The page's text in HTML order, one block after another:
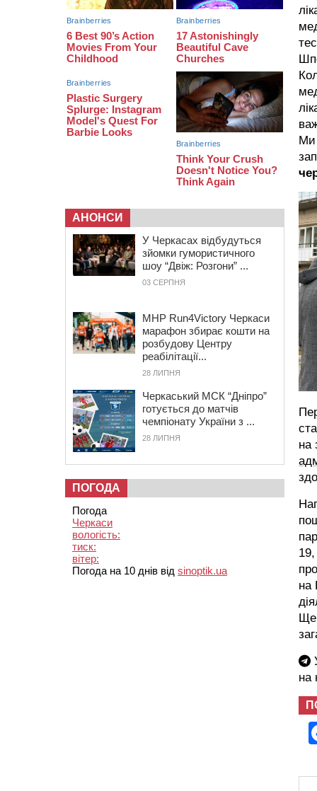
Ми
на
на
Ще
на
закликала до захоплення
України
12:50
“Як сказати дитині, що тато
загинув?”: для вихователів
унікальних тренінгів
12:14 На Золотоніщині вже десяту
добу гасять пожежу торфу
АНОНСИ
У Черкасах відбудуться
зйомки гумористичного
шоу “Двіж: Розгони” ...
03 СЕРПНЯ
MHP Run4Victory Черкаси
марафон збирає кошти на
розбудову Центру
реабілітації...
28 ЛИПНЯ
Черкаський МСК “Дніпро”
готується до матчів
чемпіонату України з ...
28 ЛИПНЯ
ПОГОДА
Погода
Черкаси
вологість:
тиск:
вітер:
Погода на 10 днів від sinoptik.ua